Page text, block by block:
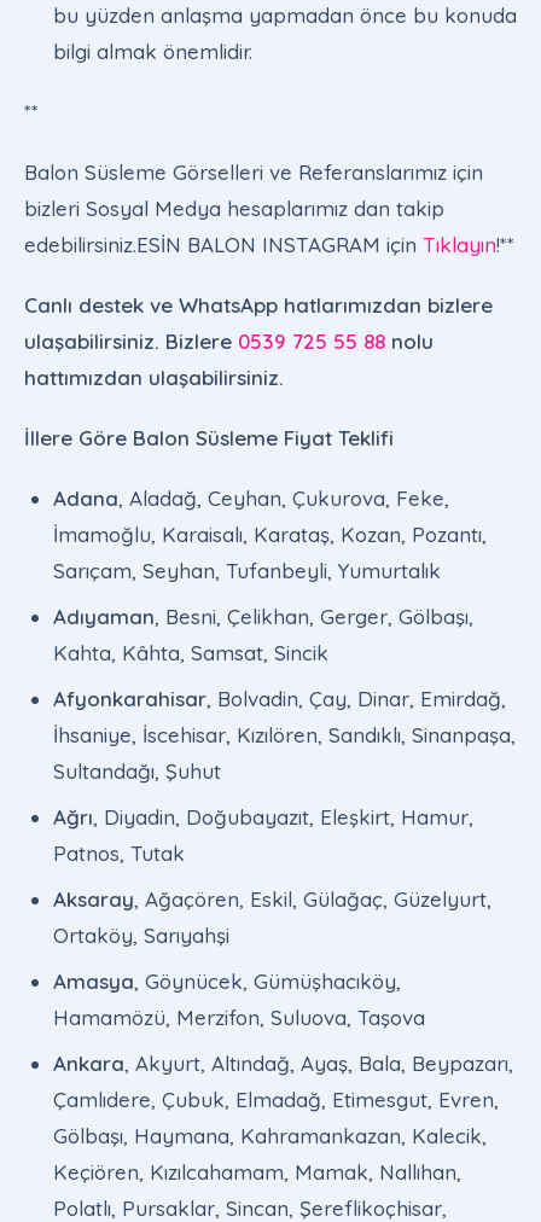
bu yüzden anlaşma yapmadan önce bu konuda
bilgi almak önemlidir.
**
Balon Süsleme Görselleri ve Referanslarımız için
bizleri Sosyal Medya hesaplarımız dan takip
edebilirsiniz.ESİN BALON INSTAGRAM için Tıklayın!**
Canlı destek ve WhatsApp hatlarımızdan bizlere
ulaşabilirsiniz. Bizlere 0539 725 55 88 nolu
hattımızdan ulaşabilirsiniz.
İllere Göre Balon Süsleme Fiyat Teklifi
Adana, Aladağ, Ceyhan, Çukurova, Feke,
İmamoğlu, Karaisalı, Karataş, Kozan, Pozantı,
Sarıçam, Seyhan, Tufanbeyli, Yumurtalık
Adıyaman, Besni, Çelikhan, Gerger, Gölbaşı,
Kahta, Kâhta, Samsat, Sincik
Afyonkarahisar, Bolvadin, Çay, Dinar, Emirdağ,
İhsaniye, İscehisar, Kızılören, Sandıklı, Sinanpaşa,
Sultandağı, Şuhut
Ağrı, Diyadin, Doğubayazıt, Eleşkirt, Hamur,
Patnos, Tutak
Aksaray, Ağaçören, Eskil, Gülağaç, Güzelyurt,
Ortaköy, Sarıyahşi
Amasya, Göynücek, Gümüşhacıköy,
Hamamözü, Merzifon, Suluova, Taşova
Ankara, Akyurt, Altındağ, Ayaş, Bala, Beypazarı,
Çamlıdere, Çubuk, Elmadağ, Etimesgut, Evren,
Gölbaşı, Haymana, Kahramankazan, Kalecik,
Keçiören, Kızılcahamam, Mamak, Nallıhan,
Polatlı, Pursaklar, Sincan, Şereflikoçhisar,